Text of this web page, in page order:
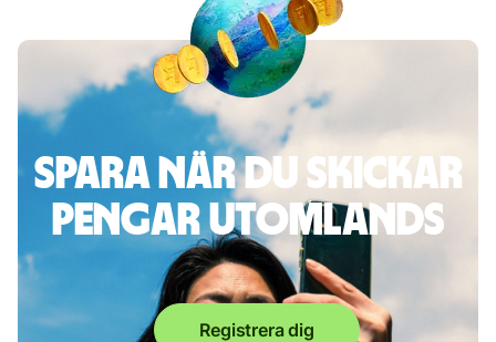
Spara när du skickar
pengar utomlands
Registrera dig